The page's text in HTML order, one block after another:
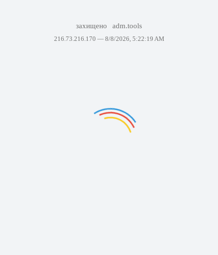
захищено adm.tools
216.73.216.170 — 8/8/2026, 5:22:19 AM